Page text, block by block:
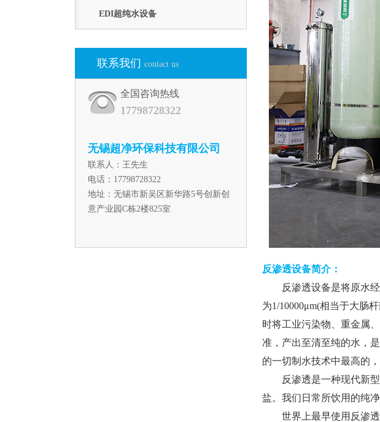
EDI超纯水设备
联系我们 contact us
全国咨询热线
17798728322
无锡超净环保科技有限公司
联系人：王先生
电话：17798728322
地址：无锡市新吴区新华路5号创新创
意产业园C栋2楼825室
反渗透设备简介：
反渗透设备是将原水经
为1/10000μm(相当于大肠
时将工业污染物、重金属
准，产出至清至纯的水，
的一切制水技术中最高的
反渗透是一种现代新型
盐。我们日常所饮用的纯
世界上最早使用反渗透